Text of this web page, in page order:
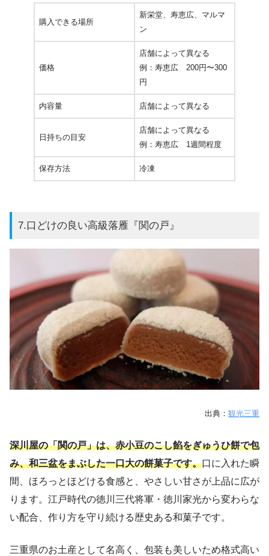
購入できる場所
新栄堂、寿恵広、マルマ
ン
価格
店舗によって異なる
例：寿恵広 200円〜300
円
内容量 店舗によって異なる
日持ちの目安
店舗によって異なる
例：寿恵広 1週間程度
保存方法 冷凍
7.口どけの良い高級落雁『関の戸』
出典： 観光三重
深川屋の「関の戸」は、赤小豆のこし餡をぎゅうひ餅で包
み、和三盆をまぶした一口大の餅菓子です。口に入れた瞬
間、ほろっとほどける食感と、やさしい甘さが上品に広が
ります。江戸時代の徳川三代将軍・徳川家光から変わらな
い配合、作り方を守り続ける歴史ある和菓子です。
三重県のお土産として名高く、包装も美しいため格式高い